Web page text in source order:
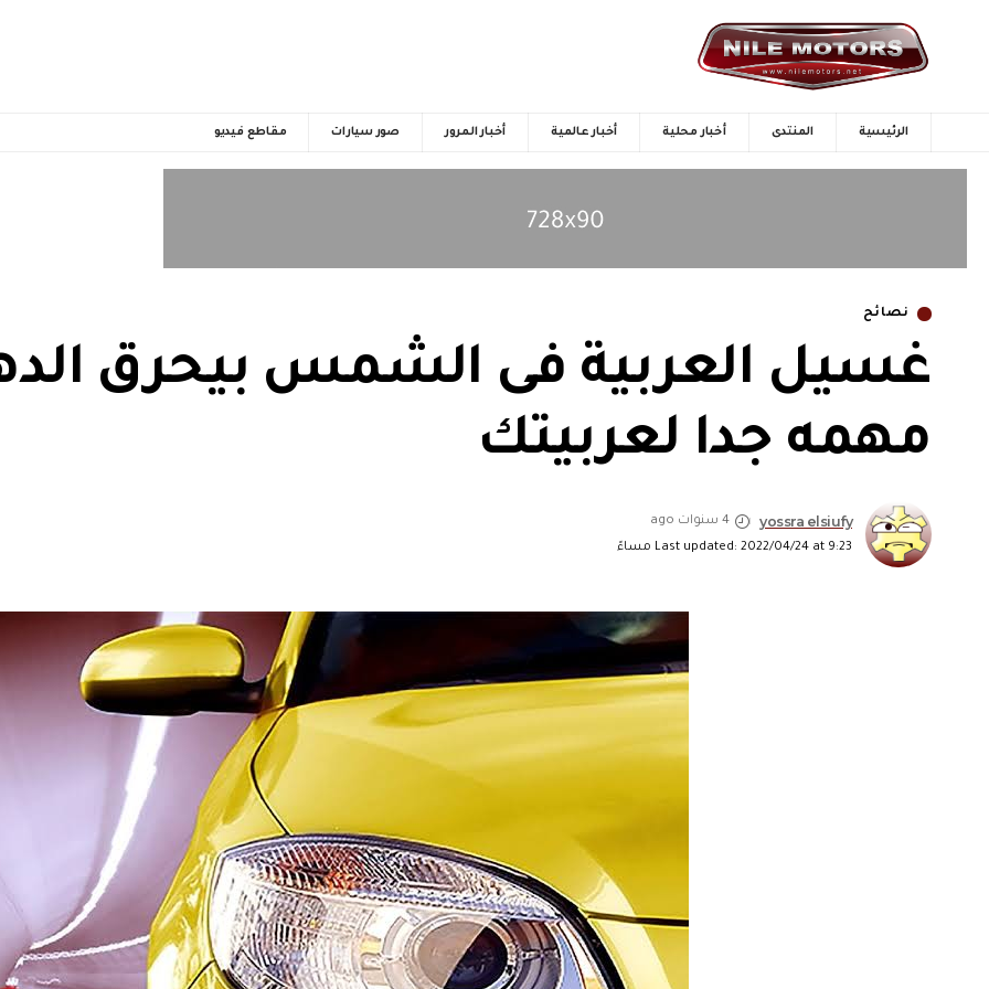
الرئيسية المنتدى أخبار محلية أخبار عالمية أخبار المرور صور سيارات مقاطع فيديو
نصائح
مهمه جدا لعربيتك
Last updated: 2022/04/24 at 9:23 مساءً
yossra elsiufy 4 سنوات ago